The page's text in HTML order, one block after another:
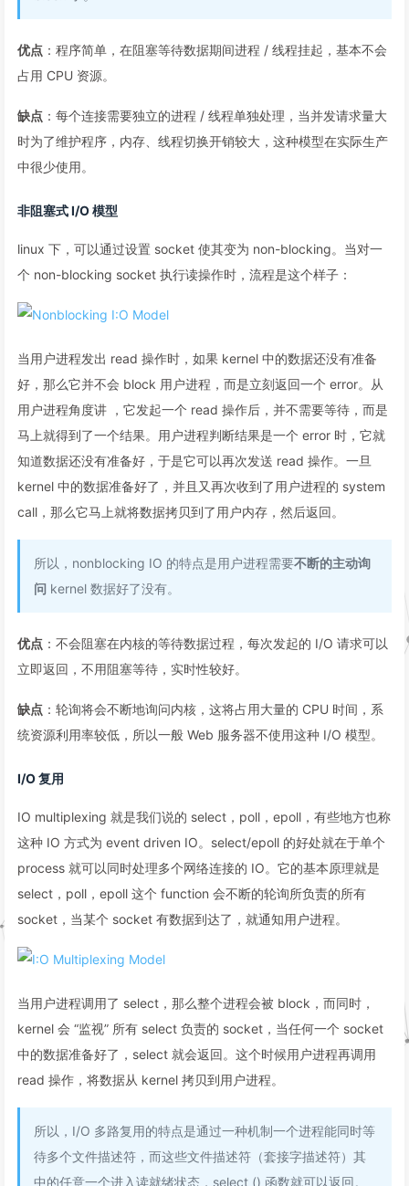
优点 ：程序简单，在阻塞等待数据期间进程 / 线程挂起，基本不会
占用 CPU 资源。
缺点 ：每个连接需要独立的进程 / 线程单独处理，当并发请求量大
时为了维护程序，内存、线程切换开销较大，这种模型在实际生产
中很少使用。
非阻塞式 I/O 模型
linux 下，可以通过设置 socket 使其变为 non-blocking。当对一
个 non-blocking socket 执行读操作时，流程是这个样子：
当用户进程发出 read 操作时，如果 kernel 中的数据还没有准备
好，那么它并不会 block 用户进程，而是立刻返回一个 error。从
用户进程角度讲 ，它发起一个 read 操作后，并不需要等待，而是
马上就得到了一个结果。用户进程判断结果是一个 error 时，它就
知道数据还没有准备好，于是它可以再次发送 read 操作。一旦
kernel 中的数据准备好了，并且又再次收到了用户进程的 system
call，那么它马上就将数据拷贝到了用户内存，然后返回。
所以，nonblocking IO 的特点是用户进程需要不断的主动询
问 kernel 数据好了没有。
优点 ：不会阻塞在内核的等待数据过程，每次发起的 I/O 请求可以
立即返回，不用阻塞等待，实时性较好。
缺点 ：轮询将会不断地询问内核，这将占用大量的 CPU 时间，系
统资源利用率较低，所以一般 Web 服务器不使用这种 I/O 模型。
I/O 复用
IO multiplexing 就是我们说的 select，poll，epoll，有些地方也称
这种 IO 方式为 event driven IO。select/epoll 的好处就在于单个
process 就可以同时处理多个网络连接的 IO。它的基本原理就是
select，poll，epoll 这个 function 会不断的轮询所负责的所有
socket，当某个 socket 有数据到达了，就通知用户进程。
当用户进程调用了 select，那么整个进程会被 block，而同时，
kernel 会 “监视” 所有 select 负责的 socket，当任何一个 socket
中的数据准备好了，select 就会返回。这个时候用户进程再调用
read 操作，将数据从 kernel 拷贝到用户进程。
所以，I/O 多路复用的特点是通过一种机制一个进程能同时等
待多个文件描述符，而这些文件描述符（套接字描述符）其
中的任意一个进入读就绪状态，select () 函数就可以返回。